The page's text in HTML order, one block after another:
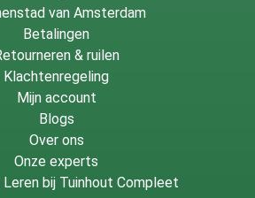
van Amsterdam
Betalingen
& ruilen
Klachtenregeling
Mijn account
Blogs
Over ons
Onze experts
Leren bij Tuinhout Compleet